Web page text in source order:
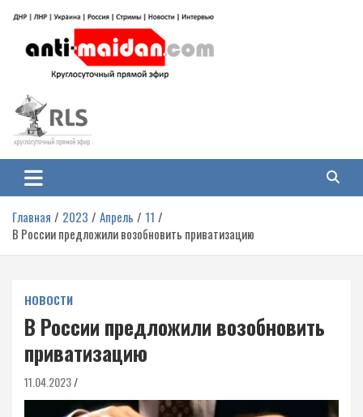
содержимому
Антимайдан: Гражданская война
на Украине
гражданской войне на Украине, включая события в Новороссии, ДНР,
ЛНР и других регионах.
Главная 2023 Апрель
11
В России предложили возобновить приватизацию
НОВОСТИ
В России предложили возобновить
приватизацию
11.04.2023